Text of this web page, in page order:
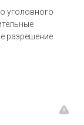
уголовного
разрешение